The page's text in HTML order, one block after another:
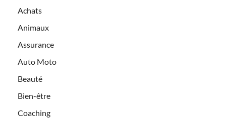
Achats
Animaux
Assurance
Auto Moto
Beauté
Bien-être
Coaching